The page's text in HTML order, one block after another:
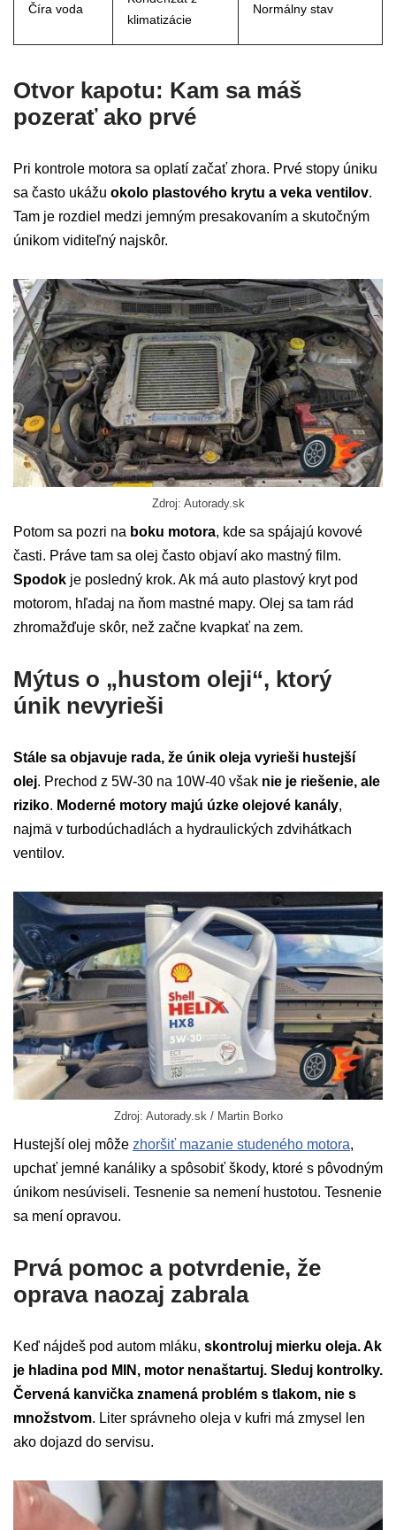
Číra voda
klimatizácie
Normálny stav
Otvor kapotu: Kam sa máš
pozerať ako prvé
Pri kontrole motora sa oplatí začať zhora. Prvé stopy úniku
sa často ukážu okolo plastového krytu a veka ventilov.
Tam je rozdiel medzi jemným presakovaním a skutočným
únikom viditeľný najskôr.
Zdroj: Autorady.sk
Potom sa pozri na boku motora, kde sa spájajú kovové
časti. Práve tam sa olej často objaví ako mastný film.
Spodok je posledný krok. Ak má auto plastový kryt pod
motorom, hľadaj na ňom mastné mapy. Olej sa tam rád
zhromažďuje skôr, než začne kvapkať na zem.
Mýtus o „hustom oleji“, ktorý
únik nevyrieši
Stále sa objavuje rada, že únik oleja vyrieši hustejší
olej. Prechod z 5W-30 na 10W-40 však nie je riešenie, ale
riziko. Moderné motory majú úzke olejové kanály,
najmä v turbodúchadlách a hydraulických zdvihátkach
ventilov.
Zdroj: Autorady.sk / Martin Borko
Hustejší olej môže zhoršiť mazanie studeného motora,
upchať jemné kanáliky a spôsobiť škody, ktoré s pôvodným
únikom nesúviseli. Tesnenie sa nemení hustotou. Tesnenie
sa mení opravou.
Prvá pomoc a potvrdenie, že
oprava naozaj zabrala
Keď nájdeš pod autom mláku, skontroluj mierku oleja. Ak
je hladina pod MIN, motor nenaštartuj. Sleduj kontrolky.
Červená kanvička znamená problém s tlakom, nie s
množstvom. Liter správneho oleja v kufri má zmysel len
ako dojazd do servisu.